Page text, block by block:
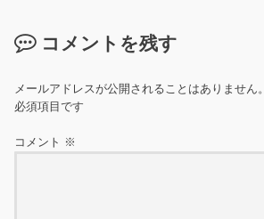
コメントを残す
メールアドレスが公開されることはありません。
必須項目です
コメント ※